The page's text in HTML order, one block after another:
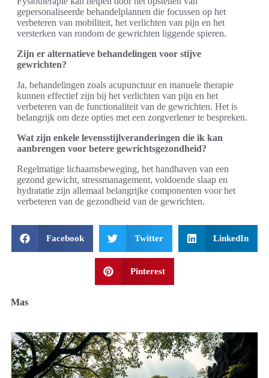
gepersonaliseerde behandelplannen die focussen op het
verbeteren van mobiliteit, het verlichten van pijn en het
versterken van rondom de gewrichten liggende spieren.
Zijn er alternatieve behandelingen voor stijve
gewrichten?
Ja, behandelingen zoals acupunctuur en manuele therapie
kunnen effectief zijn bij het verlichten van pijn en het
verbeteren van de functionaliteit van de gewrichten. Het is
belangrijk om deze opties met een zorgverlener te bespreken.
Wat zijn enkele levensstijlveranderingen die ik kan
aanbrengen voor betere gewrichtsgezondheid?
Regelmatige lichaamsbeweging, het handhaven van een
gezond gewicht, stressmanagement, voldoende slaap en
hydratatie zijn allemaal belangrijke componenten voor het
verbeteren van de gezondheid van de gewrichten.
Facebook Twitter LinkedIn
Pinterest
Mas